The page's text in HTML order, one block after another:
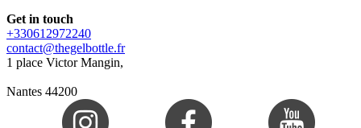
Get in touch
+330612972240
contact@thegelbottle.fr
1 place Victor Mangin,
Nantes 44200